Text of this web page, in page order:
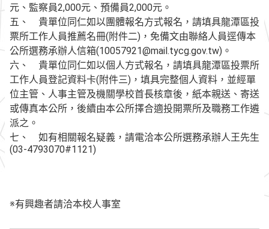
元、監察員2,000元、預備員2,000元。
五、 貴單位同仁如以團體報名方式報名，請填具龍潭區投
票所工作人員推薦名冊(附件二)，免備文由聯絡人員逕傳本
公所選務承辦人信箱(10057921@mail.tycg.gov.tw)。
六、 貴單位同仁如以個人方式報名，請填具龍潭區投票所
工作人員登記資料卡(附件三)，填具完整個人資料，並經單
位主管、人事主管及機關學校首長核章後，紙本親送、寄送
或傳真本公所，後續由本公所擇合適投開票所及職務工作遴
派之。
七、 如有相關報名疑義，請電洽本公所選務承辦人王先生
(03-4793070#1121)
※有興趣者請洽本校人事室